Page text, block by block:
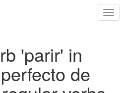
'parir' in
de